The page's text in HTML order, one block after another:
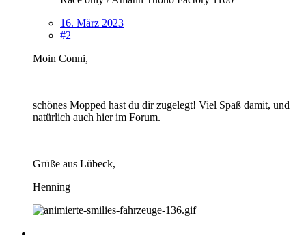
16. März 2023
#2
Moin Conni,
schönes Mopped hast du dir zugelegt! Viel Spaß damit, und
natürlich auch hier im Forum.
Grüße aus Lübeck,
Henning